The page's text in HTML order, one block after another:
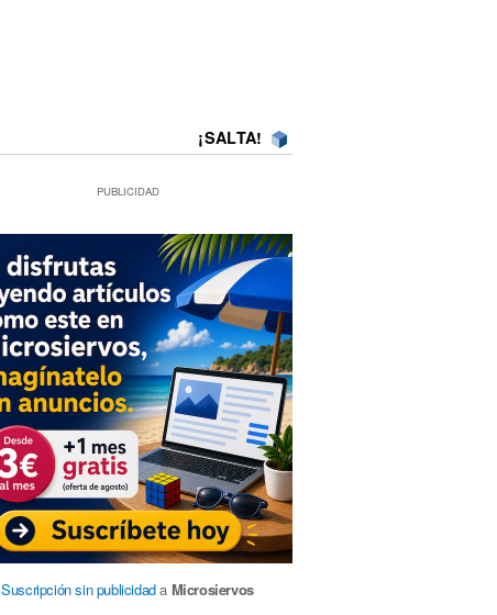
¡SALTA!
PUBLICIDAD
Suscripción sin publicidada Microsiervos